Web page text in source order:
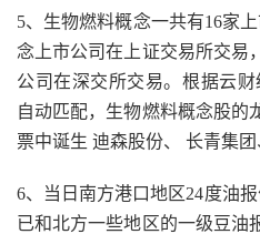
5、生物燃料概念一共有16家
念上市公司在上证交易所交易
公司在深交所交易。根据云
自动匹配，生物燃料概念股的
票中诞生 迪森股份、 长青集团
6、当日南方港口地区24度油报
已和北方一些地区的一级豆油